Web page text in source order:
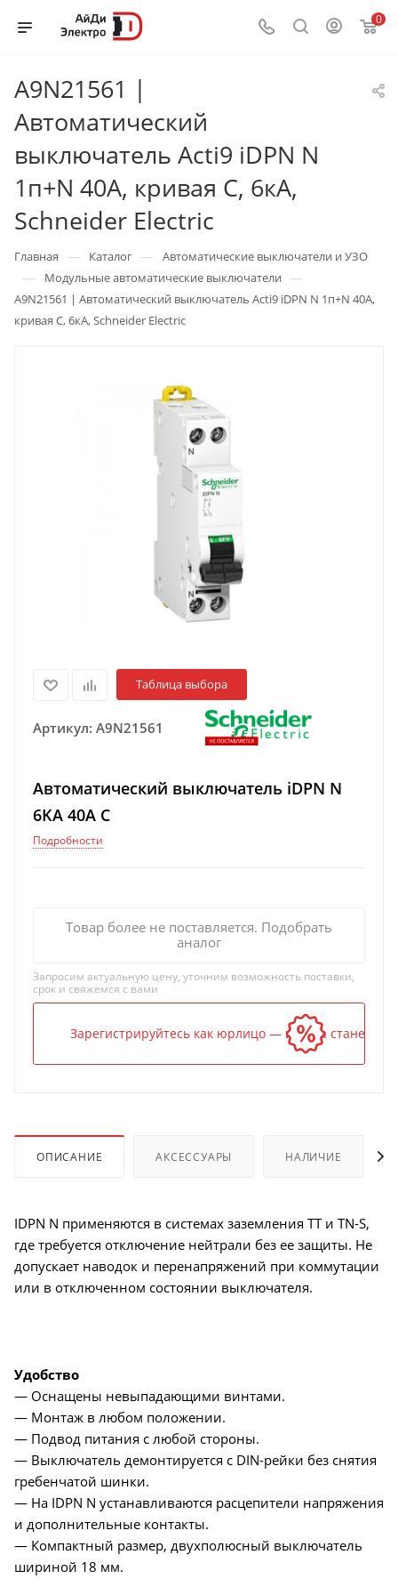
0
A9N21561 |
Автоматический
выключатель Acti9 iDPN N
1п+N 40А, кривая C, 6кА,
Schneider Electric
Главная — Каталог — Автоматические выключатели и УЗО
— Модульные автоматические выключатели —
A9N21561 | Автоматический выключатель Acti9 iDPN N 1п+N 40А,
кривая C, 6кА, Schneider Electric
Таблица выбора
Артикул: A9N21561
Автоматический выключатель iDPN N
6KA 40A C
Подробности
Товар более не поставляется. Подобрать
аналог
Запросим актуальную цену, уточним возможность поставки,
срок и свяжемся с вами
Зарегистрируйтесь как юрлицо — и цена станет
ОПИСАНИЕ АКСЕССУАРЫ НАЛИЧИЕ
IDPN N применяются в системах заземления TT и TN-S,
где требуется отключение нейтрали без ее защиты. Не
допускает наводок и перенапряжений при коммутации
или в отключенном состоянии выключателя.
Удобство
— Оснащены невыпадающими винтами.
— Монтаж в любом положении.
— Подвод питания с любой стороны.
— Выключатель демонтируется с DIN-рейки без снятия
гребенчатой шинки.
— На IDPN N устанавливаются расцепители напряжения
и дополнительные контакты.
— Компактный размер, двухполюсный выключатель
шириной 18 мм.